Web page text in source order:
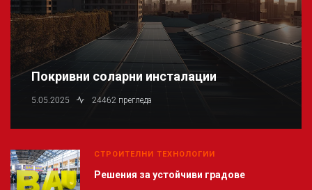
Покривни соларни инсталации
5.05.2025 24462 прегледа
СТРОИТЕЛНИ ТЕХНОЛОГИИ
Решения за устойчиви градове